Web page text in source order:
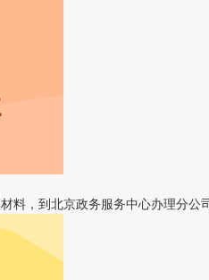
料，到北京政务服务中心办理分